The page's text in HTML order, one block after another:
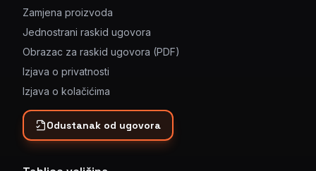
Zamjena proizvoda
Jednostrani raskid ugovora
Obrazac za raskid ugovora (PDF)
Izjava o privatnosti
Izjava o kolačićima
Odustanak od ugovora